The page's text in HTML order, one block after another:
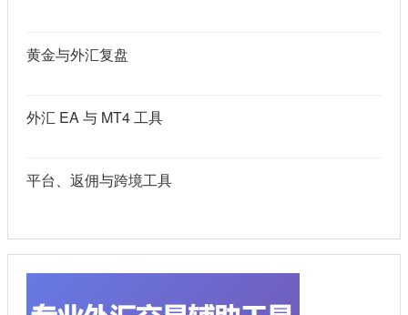
黄金与外汇复盘
外汇 EA 与 MT4 工具
平台、返佣与跨境工具